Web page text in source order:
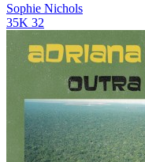
Sophie Nichols
35K 32